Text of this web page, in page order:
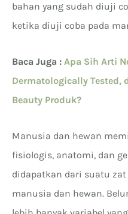
bahan yang sudah diuji
ketika diuji coba pada
Baca Juga : Apa Sih Arti
Dermatologically Tested,
Beauty Produk?
Manusia dan hewan
fisiologis, anatomi, dan
didapatkan dari suatu
manusia dan hewan.